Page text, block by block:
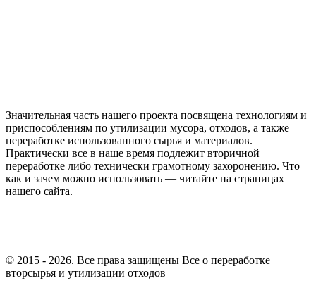
Значительная часть нашего проекта посвящена технологиям и
приспособлениям по утилизации мусора, отходов, а также
переработке использованного сырья и материалов.
Практически все в наше время подлежит вторичной
переработке либо технически грамотному захоронению. Что
как и зачем можно использовать — читайте на страницах
нашего сайта.
© 2015 - 2026. Все права защищены Все о переработке
вторсырья и утилизации отходов